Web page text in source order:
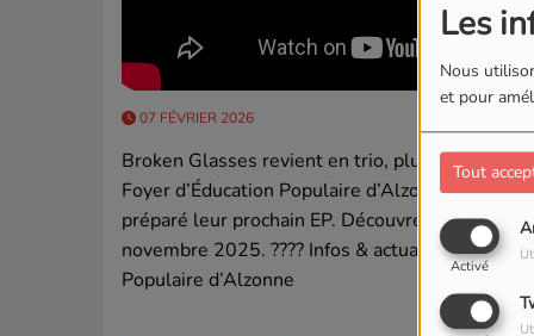
Les
Nous
et pour
Tout
Activé
07 FÉVRIER 2026
Broken Glasses revient en trio, plus puissant et
Foyer d’Éducation Populaire d’Alzonne, ils ont
préparé leur prochain EP. Découvrez leur
novembre 2025. ???? Infos & actualités du FEP
Populaire d’Alzonne